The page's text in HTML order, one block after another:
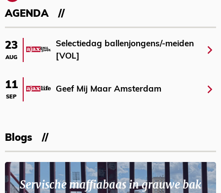
AGENDA
23
AUG
Selectiedag ballenjongens/-meiden
[VOL]
11
SEP
Geef Mij Maar Amsterdam
Blogs
Servische maffiabaas in grauwe bak